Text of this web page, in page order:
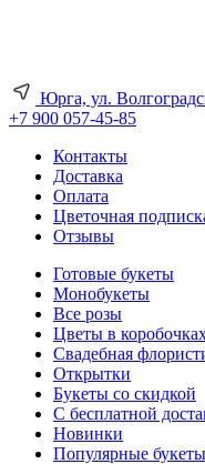
Юрга, ул.
+7 900 057-45-85
Контакты
Доставка
Оплата
Цветочная
Отзывы
Готовые букеты
Монобукеты
Все розы
Цветы в
Свадебная
Открытки
Букеты со скидкой
С бесплатной
Новинки
Популярные букеты